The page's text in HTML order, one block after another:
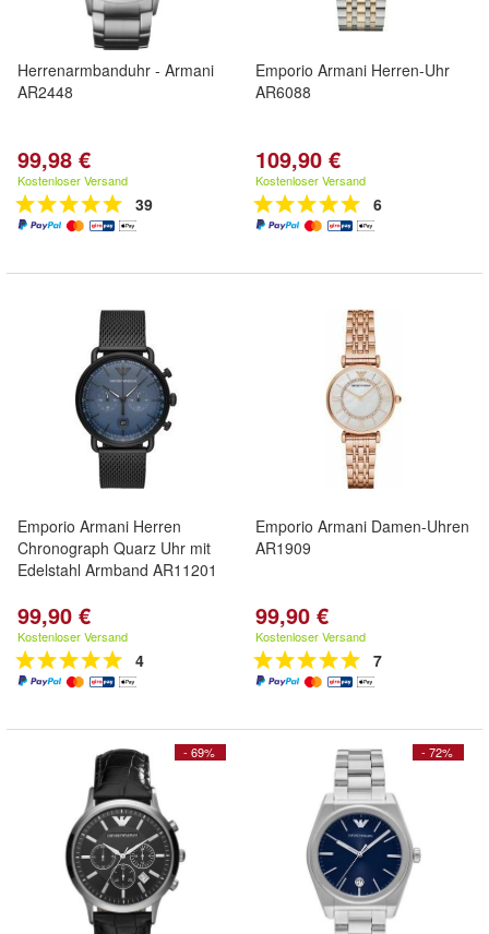
Herrenarmbanduhr - Armani
AR2448
99,98 €
Kostenloser Versand
39
Emporio Armani Herren-Uhr
AR6088
109,90 €
Kostenloser Versand
6
Emporio Armani Herren
Chronograph Quarz Uhr mit
Edelstahl Armband AR11201
99,90 €
Kostenloser Versand
4
Emporio Armani Damen-Uhren
AR1909
99,90 €
Kostenloser Versand
7
- 69% - 72%